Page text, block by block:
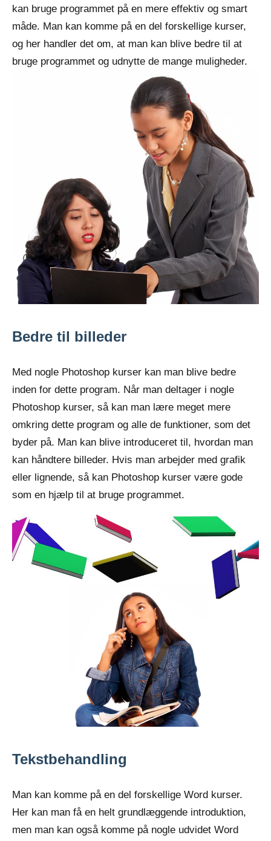
kan bruge programmet på en mere effektiv og smart
måde. Man kan komme på en del forskellige kurser,
og her handler det om, at man kan blive bedre til at
bruge programmet og udnytte de mange muligheder.
Bedre til billeder
Med nogle Photoshop kurser kan man blive bedre
inden for dette program. Når man deltager i nogle
Photoshop kurser, så kan man lære meget mere
omkring dette program og alle de funktioner, som det
byder på. Man kan blive introduceret til, hvordan man
kan håndtere billeder. Hvis man arbejder med grafik
eller lignende, så kan Photoshop kurser være gode
som en hjælp til at bruge programmet.
Tekstbehandling
Man kan komme på en del forskellige Word kurser.
Her kan man få en helt grundlæggende introduktion,
men man kan også komme på nogle udvidet Word